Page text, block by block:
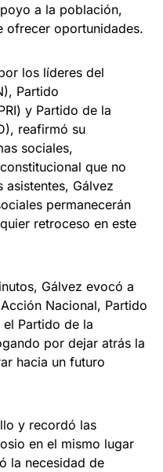
a la población,
ofrecer oportunidades.
los líderes del
Partido
y Partido de la
reafirmó su
sociales,
que no
asistentes, Gálvez
permanecerán
retroceso en este
Gálvez evocó a
Nacional, Partido
Partido de la
por dejar atrás la
hacia un futuro
y recordó las
en el mismo lugar
la necesidad de